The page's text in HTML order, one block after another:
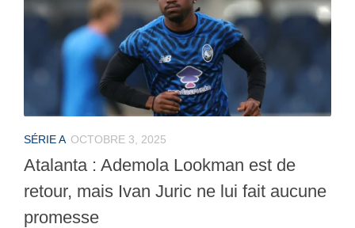
SÉRIE A OCTOBRE 3, 2025
Atalanta : Ademola Lookman est de
retour, mais Ivan Juric ne lui fait aucune
promesse